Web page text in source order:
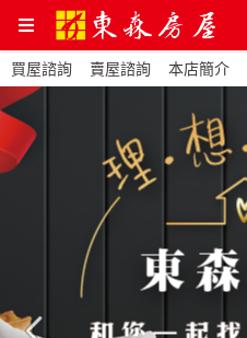
買屋諮詢 賣屋諮詢 本店簡介